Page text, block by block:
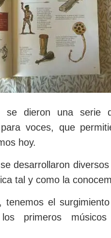
dieron una serie
voces, que
hoy.
desarrollaron
tal y como la
tenemos el
primeros